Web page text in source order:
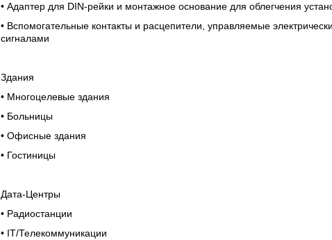
• Адаптер для DIN-рейки и монтажное основание для облегчения
• Вспомогательные контакты и расцепители, управляемые
сигналами
Здания
• Многоцелевые здания
• Больницы
• Офисные здания
• Гостиницы
Дата-Центры
• Радиостанции
• IT/Телекоммуникации